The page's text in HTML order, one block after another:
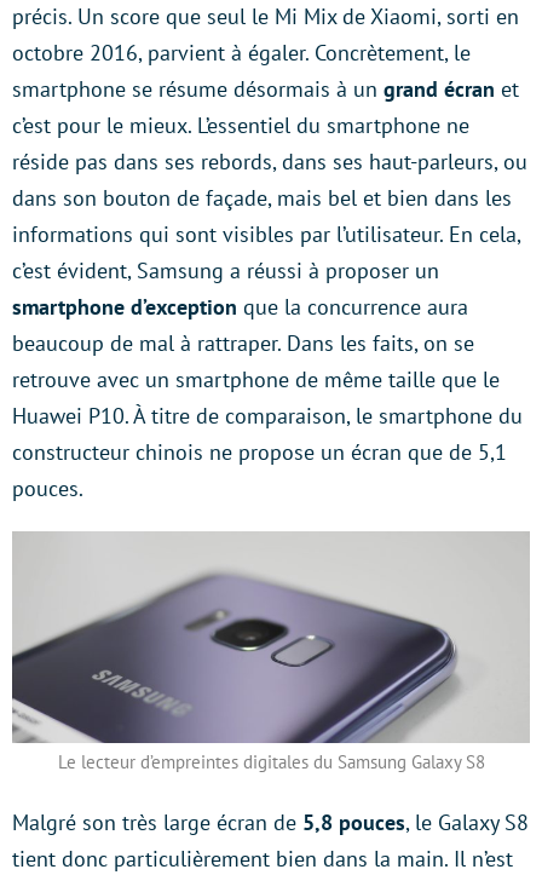
précis. Un score que seul le Mi Mix de Xiaomi, sorti en
octobre 2016, parvient à égaler. Concrètement, le
smartphone se résume désormais à un grand écran et
c’est pour le mieux. L’essentiel du smartphone ne
réside pas dans ses rebords, dans ses haut-parleurs, ou
dans son bouton de façade, mais bel et bien dans les
informations qui sont visibles par l’utilisateur. En cela,
c’est évident, Samsung a réussi à proposer un
smartphone d’exception que la concurrence aura
beaucoup de mal à rattraper. Dans les faits, on se
retrouve avec un smartphone de même taille que le
Huawei P10. À titre de comparaison, le smartphone du
constructeur chinois ne propose un écran que de 5,1
pouces.
Le lecteur d’empreintes digitales du Samsung Galaxy S8
Malgré son très large écran de 5,8 pouces, le Galaxy S8
tient donc particulièrement bien dans la main. Il n’est